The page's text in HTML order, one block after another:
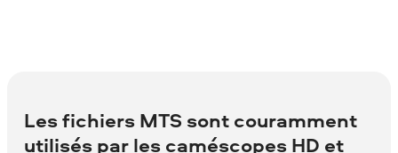
Les fichiers MTS sont couramment
utilisés par les caméscopes HD et